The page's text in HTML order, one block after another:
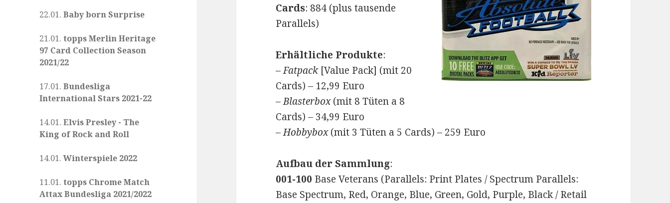
22.01.Baby born Surprise
21.01.topps Merlin Heritage
97 Card Collection Season
2021/22
17.01.Bundesliga
International Stars 2021-22
14.01.Elvis Presley - The
King of Rock and Roll
14.01.Winterspiele 2022
11.01.topps Chrome Match
Attax Bundesliga 2021/2022
Cards: 884 (plus tausende
Parallels)
Erhältliche Produkte:
–Fatpack[Value Pack] (mit 20
Cards) – 12,99 Euro
–Blasterbox(mit 8 Tüten a 8
Cards) – 34,99 Euro
–Hobbybox(mit 3 Tüten a 5 Cards) – 259 Euro
Aufbau der Sammlung:
001-100 Base Veterans (Parallels: Print Plates / Spectrum Parallels:
Base Spectrum, Red, Orange, Blue, Green, Gold, Purple, Black / Retail